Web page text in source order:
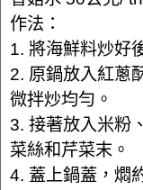
作法：
1. 將海鮮料炒好
2. 原鍋放入紅蔥
微拌炒均勻。
3. 接著放入米粉
菜絲和芹菜末。
4. 蓋上鍋蓋，燜